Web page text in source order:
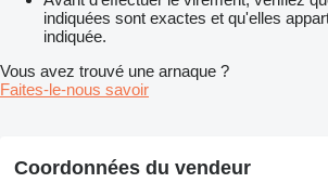
indiquées sont exactes et qu'elles
indiquée.
Vous avez trouvé une arnaque ?
Faites-le-nous savoir
Coordonnées du vendeur